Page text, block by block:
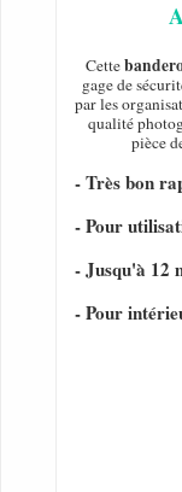
Cette
gage de
par les
qualité
pièce
- Très bon
- Pour
- Jusqu'à 12
- Pour